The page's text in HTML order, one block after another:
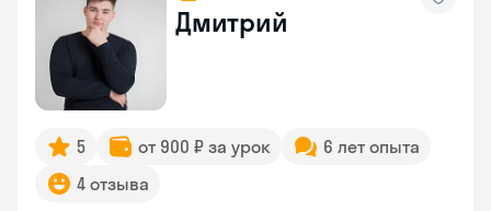
Дмитрий
5 от 900 ₽ за урок
6 лет опыта
4 отзыва